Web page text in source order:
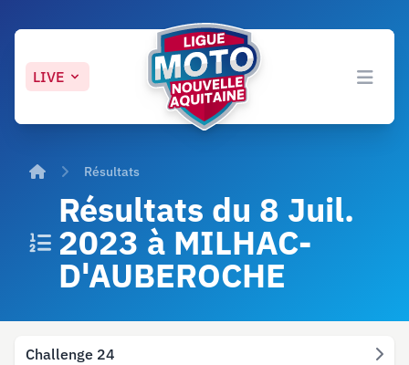
LIVE
Open
AccueilRésultats
Résultats du 8 Juil.
2023 à MILHAC-
D'AUBEROCHE
Challenge 24